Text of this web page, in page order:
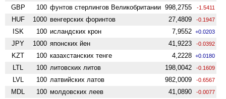
GBP 100 фунтов стерлингов Велико­британии 998,2755 -1.5411
HUF 1000 венгерских форинтов 27,4809 -0.1947
ISK 100 исландских крон 7,9552 +0.0203
JPY 1000 японских йен 41,9223 -0.0392
KZT 100 казахстанских тенге 4,2228 +0.0180
LTL 100 литовских литов 198,0042 -0.1609
LVL 100 латвийских латов 982,0009 -0.6567
MDL 100 молдовских леев 41,0890 -0.0077